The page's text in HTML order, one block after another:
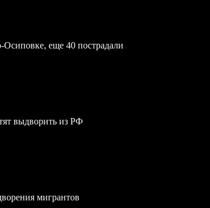
еще 40 пострадали
выдворить из РФ
мигрантов